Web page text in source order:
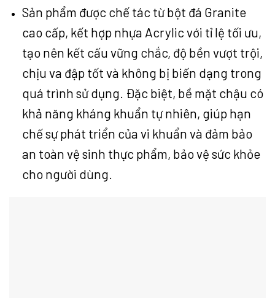
Sản phẩm được chế tác từ bột đá Granite
cao cấp, kết hợp nhựa Acrylic với tỉ lệ tối ưu,
tạo nên kết cấu vững chắc, độ bền vượt trội,
chịu va đập tốt và không bị biến dạng trong
quá trình sử dụng. Đặc biệt, bề mặt chậu có
khả năng kháng khuẩn tự nhiên, giúp hạn
chế sự phát triển của vi khuẩn và đảm bảo
an toàn vệ sinh thực phẩm, bảo vệ sức khỏe
cho người dùng.